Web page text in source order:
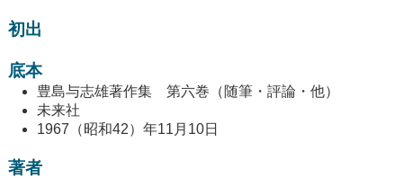
初出
底本
豊島与志雄著作集 第六巻（随筆・評論・他）
未来社
1967（昭和42）年11月10日
著者